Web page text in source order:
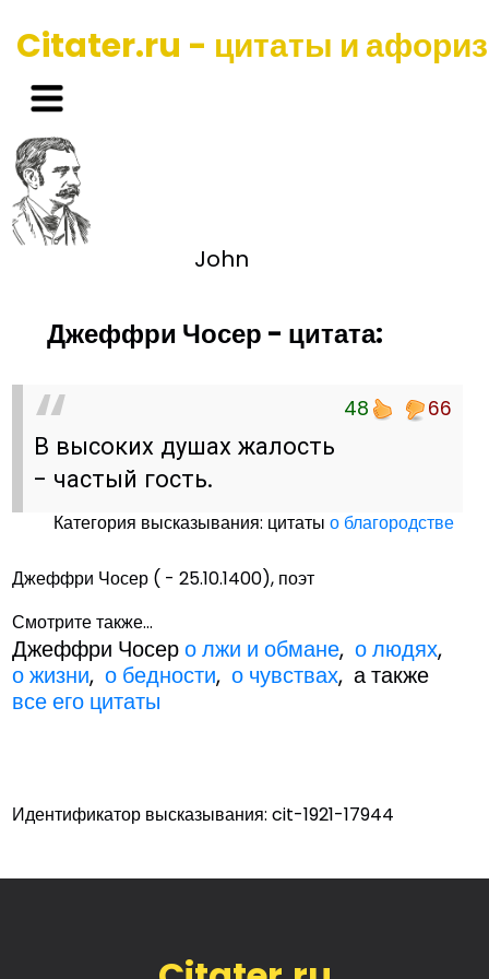
Citater.ru - цитаты и
John
Джеффри Чосер - цитата:
48 66
В высоких душах жалость
- частый гость.
Категория высказывания: цитатыо благородстве
Джеффри Чосер ( - 25.10.1400), поэт
Смотрите также...
Джеффри Чосеро лжи и обмане,о людях,
о жизни,о бедности,о чувствах, а также
все его цитаты
Идентификатор высказывания: cit-1921-17944